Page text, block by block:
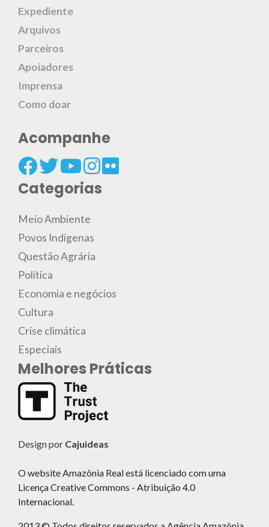
Expediente
Arquivos
Parceiros
Apoiadores
Imprensa
Como doar
Acompanhe
Categorias
Meio Ambiente
Povos Indígenas
Questão Agrária
Política
Economia e negócios
Cultura
Crise climática
Especiais
Melhores Práticas
Design por Cajuideas
O website Amazônia Real está licenciado com uma
Licença Creative Commons - Atribuição 4.0
Internacional.